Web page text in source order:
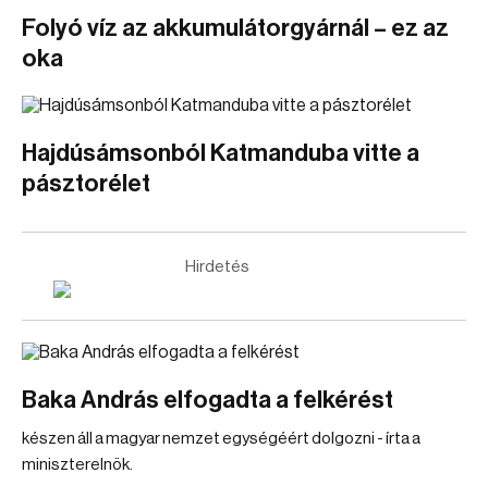
Folyó víz az akkumulátorgyárnál – ez az
oka
Hajdúsámsonból Katmanduba vitte a
pásztorélet
Hirdetés
Baka András elfogadta a felkérést
készen áll a magyar nemzet egységéért dolgozni - írta a
miniszterelnök.